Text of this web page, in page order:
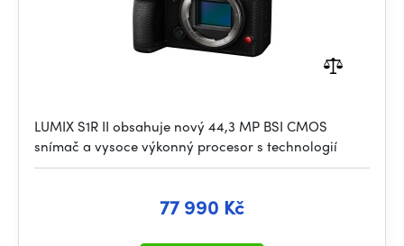
LUMIX S1R II obsahuje nový 44,3 MP BSI CMOS
snímač a vysoce výkonný procesor s technologií
77 990 Kč